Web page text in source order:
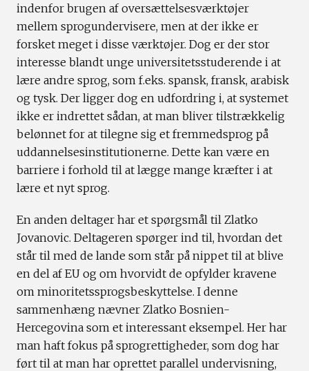
indenfor brugen af oversættelsesværktøjer
mellem sprogundervisere, men at der ikke er
forsket meget i disse værktøjer. Dog er der stor
interesse blandt unge universitetsstuderende i at
lære andre sprog, som f.eks. spansk, fransk, arabisk
og tysk. Der ligger dog en udfordring i, at systemet
ikke er indrettet sådan, at man bliver tilstrækkelig
belønnet for at tilegne sig et fremmedsprog på
uddannelsesinstitutionerne. Dette kan være en
barriere i forhold til at lægge mange kræfter i at
lære et nyt sprog.
En anden deltager har et spørgsmål til Zlatko
Jovanovic. Deltageren spørger ind til, hvordan det
står til med de lande som står på nippet til at blive
en del af EU og om hvorvidt de opfylder kravene
om minoritetssprogsbeskyttelse. I denne
sammenhæng nævner Zlatko Bosnien-
Hercegovina som et interessant eksempel. Her har
man haft fokus på sprogrettigheder, som dog har
ført til at man har oprettet parallel undervisning,